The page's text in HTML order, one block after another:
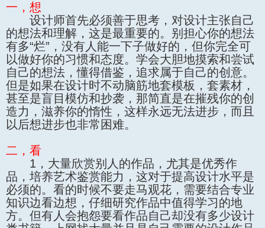
一，想
设计师首先必须善于思考，对设计主张自己
的想法和理解，这是最重要的。别担心你的想法
有多“烂”，没有人能一下子做好的，但你完全可
以做好你的习惯和态度。学会大胆地摸索和尝试
自己的想法，懂得借鉴，追求属于自己的创意。
但是如果在设计时不动脑筋地套模板，套素材，
甚至是盲目模仿和抄袭，那简直是在摧残你的创
造力，滋养你的惰性，这样永远无法进步，而且
以后想进步也非常困难。
二，看
1，大量欣赏别人的作品，尤其是优秀作
品，培养艺术鉴赏能力，这对于提高设计水平是
必须的。看的时候不要走马观花，需要结合专业
知识边看边想，仔细研究作品中值得学习的地
方。但有人会抱怨要看作品自己却没有多少设计